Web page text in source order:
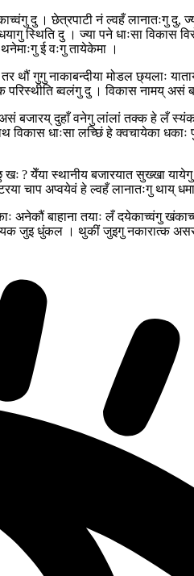
दु । छेत्रपाटी नं ल्वहँ लानातःगु
स्थिति दु । ज्या पने धाःसा विकास
ई वःगु तायेकेमा ।
थौं गुगु नाकाबन्दीया मोडल छ्यलाः
ब्वलंगु दु । विकास नामय् असं
बजारय् दुहाँ वनेगु लांलां तक्क हे लँ
विकास धाःसा लच्छिं हे क्वचायेका
? येँया स्थानीय बजारयात सुख्खा
चाप अप्वयेवं हे ल्वहँ लानातःगु थाय्
अनेकौं बाहाना तयाः लँ दयेकाच्वंगु
जुइ धुंकल । थुकीं जुइगु नकारात्क